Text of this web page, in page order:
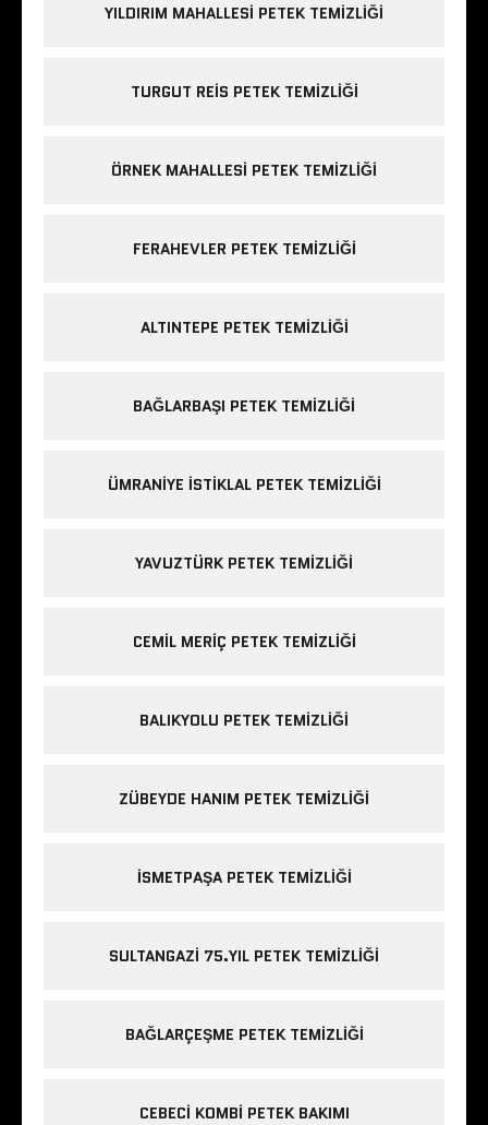
YILDIRIM MAHALLESI PETEK TEMIZLIĞI
TURGUT REIS PETEK TEMIZLIĞI
ÖRNEK MAHALLESI PETEK TEMIZLIĞI
FERAHEVLER PETEK TEMIZLIĞI
ALTINTEPE PETEK TEMIZLIĞI
BAĞLARBAŞI PETEK TEMIZLIĞI
ÜMRANIYE ISTIKLAL PETEK TEMIZLIĞI
YAVUZTÜRK PETEK TEMIZLIĞI
CEMIL MERIÇ PETEK TEMIZLIĞI
BALIKYOLU PETEK TEMIZLIĞI
ZÜBEYDE HANIM PETEK TEMIZLIĞI
ISMETPAŞA PETEK TEMIZLIĞI
SULTANGAZI 75.YIL PETEK TEMIZLIĞI
BAĞLARÇEŞME PETEK TEMIZLIĞI
CEBECI KOMBI PETEK BAKIMI